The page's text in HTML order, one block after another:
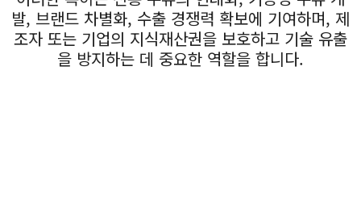
발, 브랜드 차별화, 수출 경쟁력 확보에 기여하며, 제
조자 또는 기업의 지식재산권을 보호하고 기술 유출
을 방지하는 데 중요한 역할을 합니다.